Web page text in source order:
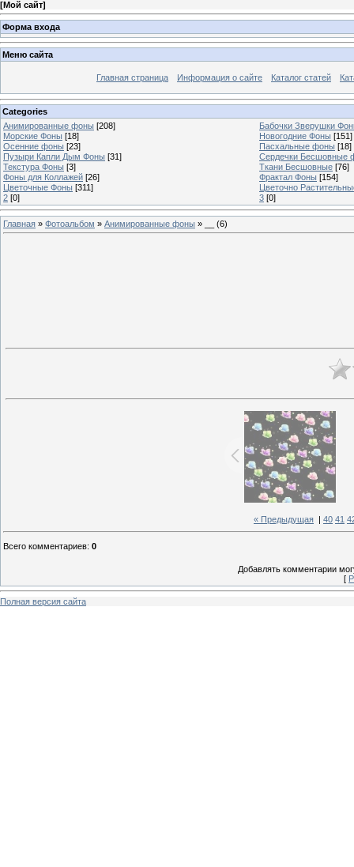
[Мой сайт]
Форма входа
Меню сайта
Главная страница Информация о сайте Каталог статей
Categories
Анимированные фоны [208]
Бабочки Зверушки
Морские Фоны [18] Новогодние Фоны [151]
Осенние фоны [23] Пасхальные фоны [18]
Пузыри Капли Дым Фоны [31]
Сердечки Бесшовные
Текстура Фоны [3] Ткани Бесшовные [76]
Фоны для Коллажей [26] Фрактал Фоны [154]
Цветочные Фоны [311]
Цветочно
2 [0] 3 [0]
Главная » Фотоальбом » Анимированные фоны » __ (6)
« Предыдущая 40 41
Всего комментариев: 0
Добавлять комментарии
[
Полная версия сайта